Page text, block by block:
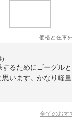
価格と在庫を
)
るためにゴーグル
います。かなり軽
全てのおす